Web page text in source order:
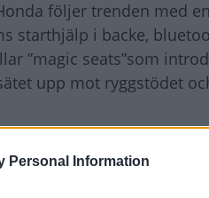
Personal Information
följer trenden med en
starthjälp i backe,
”magic seats”som
upp mot ryggstödet
och trevlig på vägen. En
För att matcha